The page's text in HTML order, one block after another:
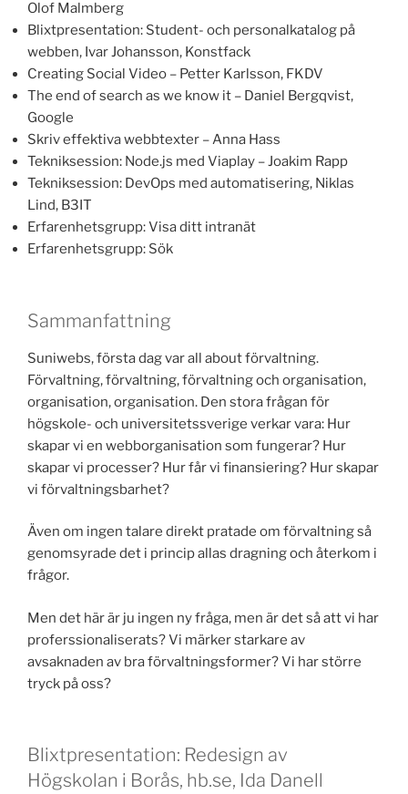
Olof Malmberg
Blixtpresentation: Student- och personalkatalog på
webben, Ivar Johansson, Konstfack
Creating Social Video – Petter Karlsson, FKDV
The end of search as we know it – Daniel Bergqvist,
Google
Skriv effektiva webbtexter – Anna Hass
Tekniksession: Node.js med Viaplay – Joakim Rapp
Tekniksession: DevOps med automatisering, Niklas
Lind, B3IT
Erfarenhetsgrupp: Visa ditt intranät
Erfarenhetsgrupp: Sök
Sammanfattning
Suniwebs, första dag var all about förvaltning.
Förvaltning, förvaltning, förvaltning och organisation,
organisation, organisation. Den stora frågan för
högskole- och universitetssverige verkar vara: Hur
skapar vi en webborganisation som fungerar? Hur
skapar vi processer? Hur får vi finansiering? Hur skapar
vi förvaltningsbarhet?
Även om ingen talare direkt pratade om förvaltning så
genomsyrade det i princip allas dragning och återkom i
frågor.
Men det här är ju ingen ny fråga, men är det så att vi har
proferssionaliserats? Vi märker starkare av
avsaknaden av bra förvaltningsformer? Vi har större
tryck på oss?
Blixtpresentation: Redesign av
Högskolan i Borås, hb.se, Ida Danell